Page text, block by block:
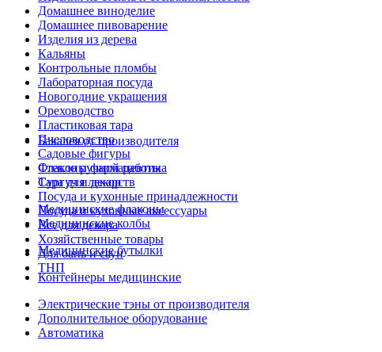
Домашнее виноделие
Домашнее пивоварение
Изделия из дерева
Кальяны
Контрольные пломбы
Лабораторная посуда
Новогодние украшения
Ореховодство
Пластиковая тара
Пчеловодство
Садовые фигуры
Стекло ручной работы
Сургуч и декор
Посуда и кухонные принадлежности
Посуда и кухонные аксессуары
Все для декора
Хозяйственные товары
Для бань и саун
ТНП
Бакалея от производителя
Флаконы фармацевтика
Тара для лекарств
Медицинские флаконы
Медицинские колбы
Медицинские бутылки
Контейнеры медицинские
Электрические тэны от производителя
Дополнительное оборудование
Автоматика